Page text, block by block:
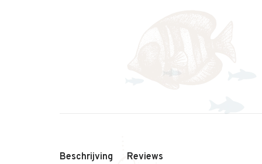
Beschrijving Reviews